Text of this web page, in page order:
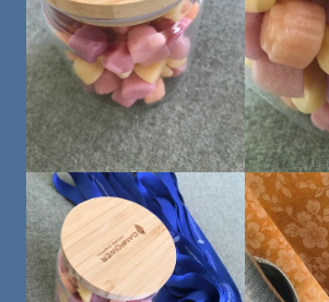
Home(Office),
Empfehlungen: Bücher,